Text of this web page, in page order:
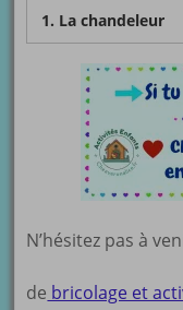
1. La chandeleur
N’hésitez pas à
de bricolage et